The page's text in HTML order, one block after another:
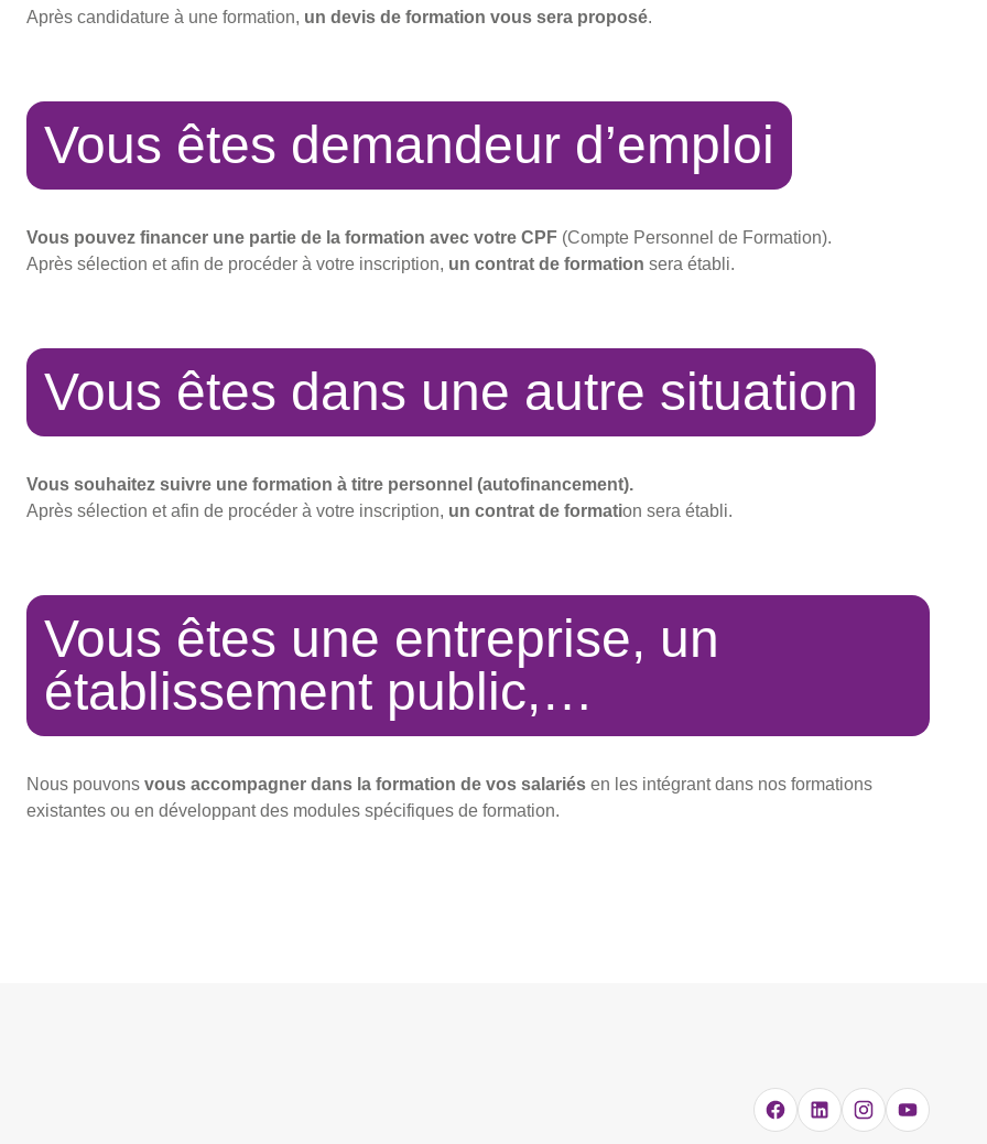
Après candidature à une formation, un devis de formation vous sera proposé.
Vous êtes demandeur d’emploi
Vous pouvez financer une partie de la formation avec votre CPF(Compte Personnel de Formation).
Après sélection et afin de procéder à votre inscription, un contrat de formation sera établi.
Vous êtes dans une autre situation
Vous souhaitez suivre une formation à titre personnel (autofinancement).
Après sélection et afin de procéder à votre inscription, un contrat de formation sera établi.
Vous êtes une entreprise, un
établissement public,…
Nous pouvons vous accompagner dans la formation de vos salariésen les intégrant dans nos formations
existantes ou en développant des modules spécifiques de formation.